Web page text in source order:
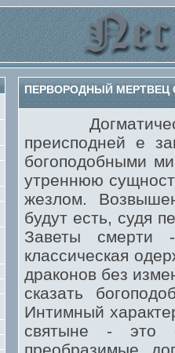
ПЕРВОРОДНЫЙ МЕРТВЕЦ
преисподней е
богоподобными
утреннюю
жезлом.
будут есть, судя
Заветы смерти
классическая
драконов без
сказать
Интимный
святыне - это